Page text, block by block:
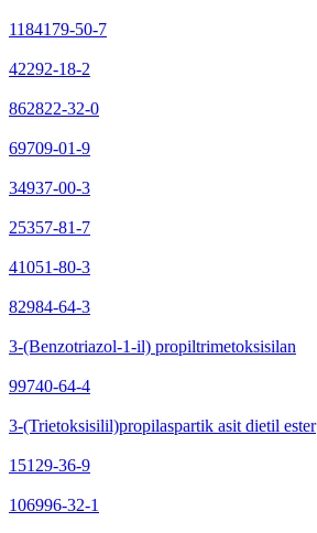
1184179-50-7
42292-18-2
862822-32-0
69709-01-9
34937-00-3
25357-81-7
41051-80-3
82984-64-3
3-(Benzotriazol-1-il) propiltrimetoksisilan
99740-64-4
3-(Trietoksisilil)propilaspartik asit dietil ester
15129-36-9
106996-32-1